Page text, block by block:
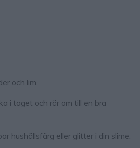
och lim.
i taget och rör om till en bra
hushållsfärg eller glitter i din slime.